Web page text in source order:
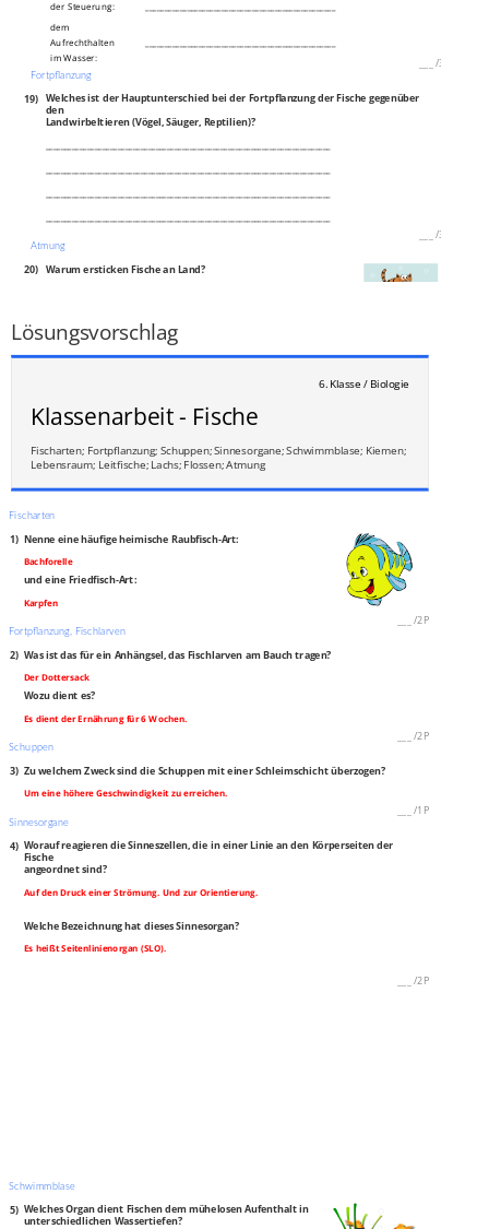
der Steuerung:
dem
Aufrechthalten
im Wasser:
/3P
Fortpflanzung
19) Welches ist der Hauptunterschied bei der Fortpflanzung der Fische gegenüber
den
Landwirbeltieren (Vögel, Säuger, Reptilien)?
/3P
Atmung
20) Warum ersticken Fische an Land?
Lösungsvorschlag
6. Klasse / Biologie
Klassenarbeit - Fische
Fischarten; Fortpflanzung; Schuppen; Sinnesorgane; Schwimmblase; Kiemen;
Lebensraum; Leitfische; Lachs; Flossen; Atmung
Fischarten
1) Nenne eine häufige heimische Raubfisch‐Art:
Bachforelle
und eine Friedfisch‐Art:
Karpfen
/2P
Fortpflanzung, Fischlarven
2) Was ist das für ein Anhängsel, das Fischlarven am Bauch tragen?
Der Dottersack
Wozu dient es?
Es dient der Ernährung für 6 Wochen.
/2P
Schuppen
3) Zu welchem Zweck sind die Schuppen mit einer Schleimschicht überzogen?
Um eine höhere Geschwindigkeit zu erreichen.
/1P
Sinnesorgane
4) Worauf reagieren die Sinneszellen, die in einer Linie an den Körperseiten der
Fische
angeordnet sind?
Auf den Druck einer Strömung. Und zur Orientierung.
Welche Bezeichnung hat dieses Sinnesorgan?
Es heißt Seitenlinienorgan (SLO).
/2P
Schwimmblase
5) Welches Organ dient Fischen dem mühelosen Aufenthalt in
unterschiedlichen Wassertiefen?